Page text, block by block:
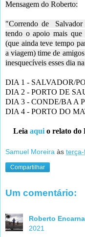
Mensagem do Roberto:
"Correndo de
tendo o apoio mais
(que ainda teve tempo
a viagem) time de
inesquecíveis esses dia
DIA 1 - SALVADOR/
DIA 2 - PORTO DE
DIA 3 - CONDE/BA A
DIA 4 - PORTO DO
Leia aqui o relato do
Samuel Moreira às
Compartilhar
Um comentário:
Roberto
2021